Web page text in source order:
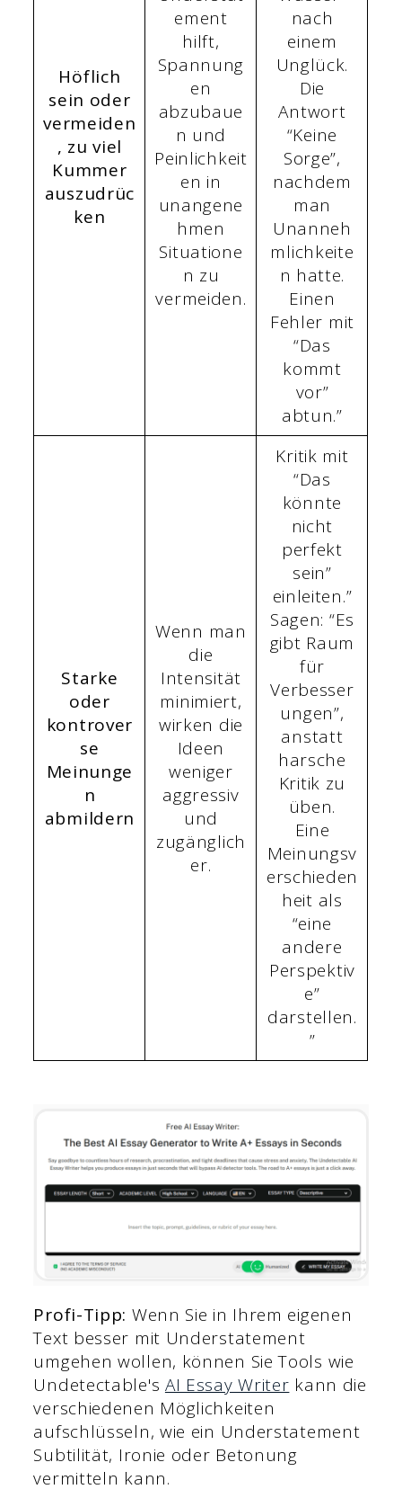
Höflich
sein oder
vermeiden
, zu viel
Kummer
auszudrüc
ken
ement
hilft,
Spannung
en
abzubaue
n und
Peinlichkeit
en in
unangene
hmen
Situatione
n zu
vermeiden.
nach
einem
Unglück.
Die
Antwort
“Keine
Sorge”,
nachdem
man
Unanneh
mlichkeite
n hatte.
Einen
Fehler mit
“Das
kommt
vor”
abtun.”
Starke
oder
kontrover
se
Meinunge
n
abmildern
Wenn man
die
Intensität
minimiert,
wirken die
Ideen
weniger
aggressiv
und
zugänglich
er.
Kritik mit
“Das
könnte
nicht
perfekt
sein”
einleiten.”
Sagen: “Es
gibt Raum
für
Verbesser
ungen”,
anstatt
harsche
Kritik zu
üben.
Eine
Meinungsv
erschieden
heit als
“eine
andere
Perspektiv
e”
darstellen.
”
Profi-Tipp: Wenn Sie in Ihrem eigenen
Text besser mit Understatement
umgehen wollen, können Sie Tools wie
Undetectable's AI Essay Writer kann die
verschiedenen Möglichkeiten
aufschlüsseln, wie ein Understatement
Subtilität, Ironie oder Betonung
vermitteln kann.